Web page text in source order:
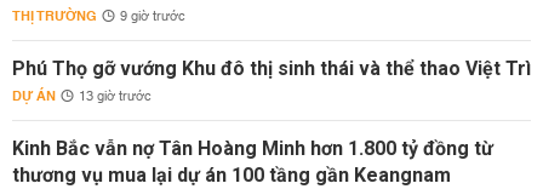
THỊ TRƯỜNG 9 giờ trước
Phú Thọ gỡ vướng Khu đô thị sinh thái và thể thao Việt Trì
DỰ ÁN 13 giờ trước
Kinh Bắc vẫn nợ Tân Hoàng Minh hơn 1.800 tỷ đồng từ
thương vụ mua lại dự án 100 tầng gần Keangnam